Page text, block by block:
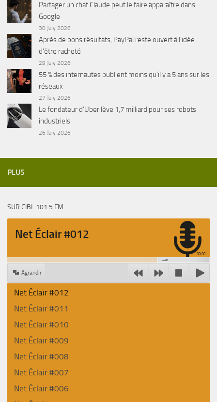
Partager un chat Claude peut le faire apparaître dans
Google
30 July 2026
Après de bons résultats, PayPal reste ouvert à l’idée
d’être racheté
29 July 2026
55 % des internautes publient moins qu’il y a 5 ans sur les
réseaux
27 July 2026
Le fondateur d’Uber lève 1,7 milliard pour ses robots
industriels
26 July 2026
PLUS
SUR CIBL 101.5 FM
Net Éclair #012
00:00
Agrandir
Net Éclair #012
Net Éclair #011
Net Éclair #010
Net Éclair #009
Net Éclair #008
Net Éclair #007
Net Éclair #006